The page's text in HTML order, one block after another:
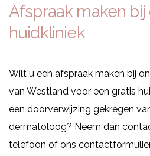
Afspraak maken bij
huidkliniek
Wilt u een afspraak maken bij
van Westland voor een gratis
een doorverwijzing gekregen
dermatoloog? Neem dan
telefoon of ons